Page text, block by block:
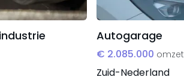
Autogarage
€ 2.085.000 omzet
Zuid-Nederland